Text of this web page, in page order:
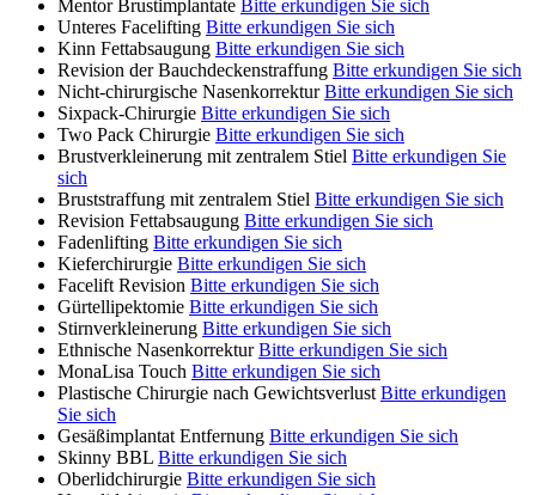
Mentor Brustimplantate Bitte erkundigen Sie sich
Unteres Facelifting Bitte erkundigen Sie sich
Kinn Fettabsaugung Bitte erkundigen Sie sich
Revision der Bauchdeckenstraffung Bitte erkundigen Sie sich
Nicht-chirurgische Nasenkorrektur Bitte erkundigen Sie sich
Sixpack-Chirurgie Bitte erkundigen Sie sich
Two Pack Chirurgie Bitte erkundigen Sie sich
Brustverkleinerung mit zentralem Stiel Bitte erkundigen Sie
sich
Bruststraffung mit zentralem Stiel Bitte erkundigen Sie sich
Revision Fettabsaugung Bitte erkundigen Sie sich
Fadenlifting Bitte erkundigen Sie sich
Kieferchirurgie Bitte erkundigen Sie sich
Facelift Revision Bitte erkundigen Sie sich
Gürtellipektomie Bitte erkundigen Sie sich
Stirnverkleinerung Bitte erkundigen Sie sich
Ethnische Nasenkorrektur Bitte erkundigen Sie sich
MonaLisa Touch Bitte erkundigen Sie sich
Plastische Chirurgie nach Gewichtsverlust Bitte erkundigen
Sie sich
Gesäßimplantat Entfernung Bitte erkundigen Sie sich
Skinny BBL Bitte erkundigen Sie sich
Oberlidchirurgie Bitte erkundigen Sie sich